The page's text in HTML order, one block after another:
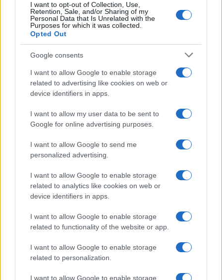
I want to opt-out of Collection, Use,
Retention, Sale, and/or Sharing of my
Personal Data that Is Unrelated with the
Purposes for which it was collected.
Opted Out
Google consents
I want to allow Google to enable storage
related to advertising like cookies on web or
device identifiers in apps.
I want to allow my user data to be sent to
Google for online advertising purposes.
I want to allow Google to send me
personalized advertising.
I want to allow Google to enable storage
related to analytics like cookies on web or
device identifiers in apps.
I want to allow Google to enable storage
related to functionality of the website or app.
I want to allow Google to enable storage
related to personalization.
I want to allow Google to enable storage
Condividi l'articolo
F
a
ce
b
o
o
k
T
w
it
te
r
Pi
n
te
re
st
W
at
s
A
p
p
S
a
Articolo precedente
Prossimo articolo
Gallura
vivo: un amico vip svela come fa
Calangianus, dopo le polemiche il centro
accoglienza minori chiude